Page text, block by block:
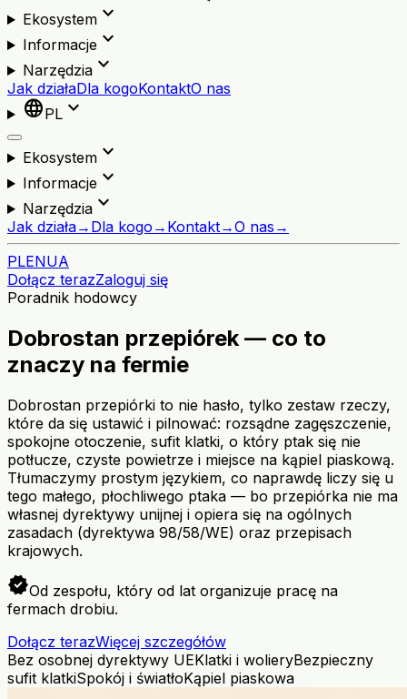
Ekosystemexpand_more
Informacjeexpand_more
Narzędziaexpand_more
Jak działaDla kogoKontaktO nas
languagePL expand_more
Ekosystemexpand_more
Informacjeexpand_more
Narzędziaexpand_more
Jak działa→ Dla kogo → Kontakt→O nas →
PLENUA
Dołącz terazZaloguj się
Poradnik hodowcy
Dobrostan przepiórek — co to
znaczy na fermie
Dobrostan przepiórki to nie hasło, tylko zestaw rzeczy,
które da się ustawić i pilnować: rozsądne zagęszczenie,
spokojne otoczenie, sufit klatki, o który ptak się nie
potłucze, czyste powietrze i miejsce na kąpiel piaskową.
Tłumaczymy prostym językiem, co naprawdę liczy się u
tego małego, płochliwego ptaka — bo przepiórka nie ma
własnej dyrektywy unijnej i opiera się na ogólnych
zasadach (dyrektywa 98/58/WE) oraz przepisach
krajowych.
verifiedOd zespołu, który od lat organizuje pracę na
fermach drobiu.
Dołącz terazWięcej szczegółów
Bez osobnej dyrektywy UEKlatki i wolieryBezpieczny
sufit klatkiSpokój i światłoKąpiel piaskowa